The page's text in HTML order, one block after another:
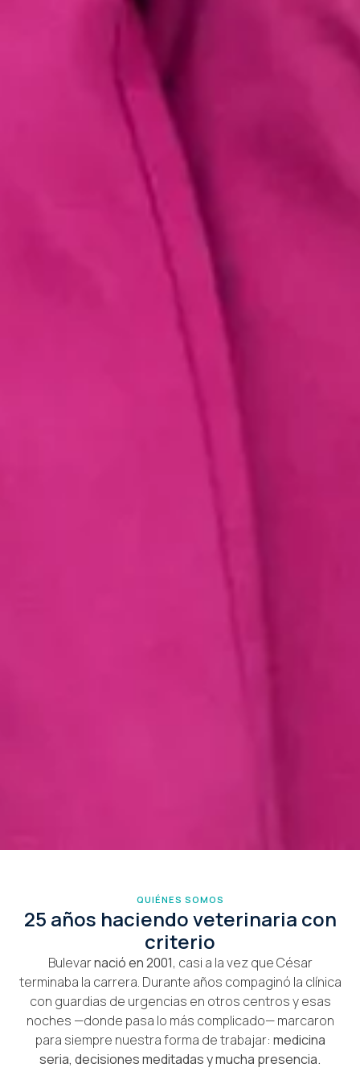
QUIÉNES SOMOS
25 años haciendo veterinaria con
criterio
Bulevarnació en 2001, casi a la vez que César
terminaba la carrera. Durante años compaginó la clínica
con guardias de urgencias en otros centros y esas
noches —donde pasa lo más complicado— marcaron
para siempre nuestra forma de trabajar: medicina
seria, decisiones meditadas y mucha presencia.